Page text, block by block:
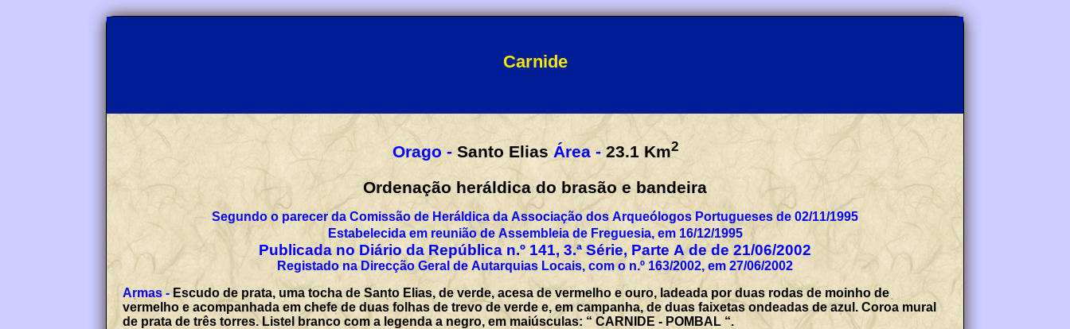
Carnide
Orago - Santo Elias Área - 23.1 Km2
Ordenação heráldica do brasão e bandeira
Segundo o parecer da Comissão de Heráldica da Associação dos Arqueólogos Portugueses de 02/11/1995
Estabelecida em reunião de Assembleia de Freguesia, em 16/12/1995
Publicada no Diário da República n.º 141, 3.ª Série, Parte A de de 21/06/2002
Registado na Direcção Geral de Autarquias Locais, com o n.º 163/2002, em 27/06/2002
Armas - Escudo de prata, uma tocha de Santo Elias, de verde, acesa de vermelho e ouro, ladeada por duas rodas de moinho de
vermelho e acompanhada em chefe de duas folhas de trevo de verde e, em campanha, de duas faixetas ondeadas de azul. Coroa mural
de prata de três torres. Listel branco com a legenda a negro, em maiúsculas: “ CARNIDE - POMBAL “.